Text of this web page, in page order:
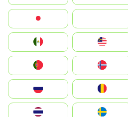
South Korea
Nederland
Portugal
România
Slovensko